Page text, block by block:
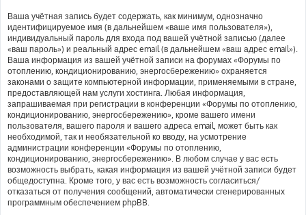
Ваша учётная запись будет содержать, как минимум, однозначно
идентифицируемое имя (в дальнейшем «ваше имя пользователя»),
индивидуальный пароль для входа под вашей учётной записью (далее
«ваш пароль») и реальный адрес email (в дальнейшем «ваш адрес email»).
Ваша информация из вашей учётной записи на форумах «Форумы по
отоплению, кондиционированию, энергосбережению» охраняется
законами о защите компьютерной информации, применяемыми в стране,
предоставляющей нам услуги хостинга. Любая информация,
запрашиваемая при регистрации в конференции «Форумы по отоплению,
кондиционированию, энергосбережению», кроме вашего имени
пользователя, вашего пароля и вашего адреса email, может быть как
необходимой, так и необязательной ко вводу, на усмотрение
администрации конференции «Форумы по отоплению,
кондиционированию, энергосбережению». В любом случае у вас есть
возможность выбрать, какая информация из вашей учётной записи будет
общедоступна. Кроме того, у вас есть возможность согласиться/
отказаться от получения сообщений, автоматически сгенерированных
программным обеспечением phpBB.